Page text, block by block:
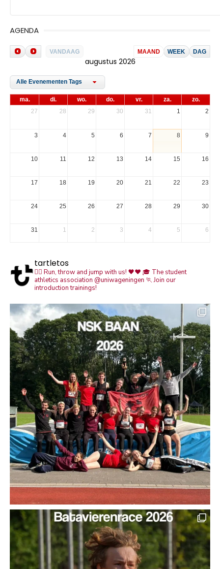
AGENDA
VANDAAG MAAND WEEK DAG
augustus 2026
Alle Evenementen Tags
ma. di. wo. do. vr. za.
zo.
27
28 29 30 31 1 2
3 4 5 6 7 8 9
10 11 12 13 14 15 16
17 18 19 20 21 22 23
24 25 26 27 28 29 30
31 1 2 3 4 5 6
tartletos
🏃‍♀️ Run, throw and jump with us! 🖤❤️🎓 The student
athletics association @uniwageningen 🏃 Join our
introduction trainings!